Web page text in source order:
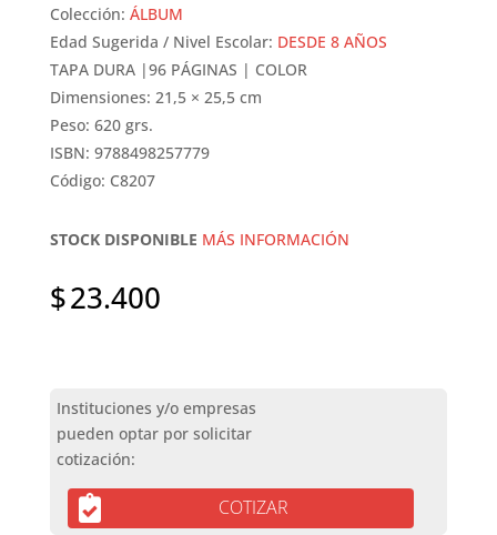
Colección: ÁLBUM
Edad Sugerida / Nivel Escolar: DESDE 8 AÑOS
TAPA DURA |96 PÁGINAS | COLOR
Dimensiones: 21,5 × 25,5 cm
Peso: 620 grs.
ISBN: 9788498257779
Código: C8207
STOCK DISPONIBLE MÁS INFORMACIÓN
$23.400
COTIZAR